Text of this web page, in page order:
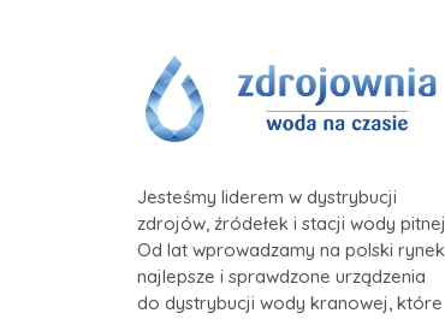
Jesteśmy liderem w dystrybucji
zdrojów, źródełek i stacji wody pitnej.
Od lat wprowadzamy na polski rynek
najlepsze i sprawdzone urządzenia
do dystrybucji wody kranowej, które